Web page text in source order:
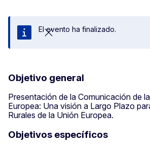
Cerrar
El evento ha finalizado.
Objetivo general
Presentación de la Comunicación de
Europea: Una visión a Largo Plazo
Rurales de la Unión Europea.
Objetivos específicos